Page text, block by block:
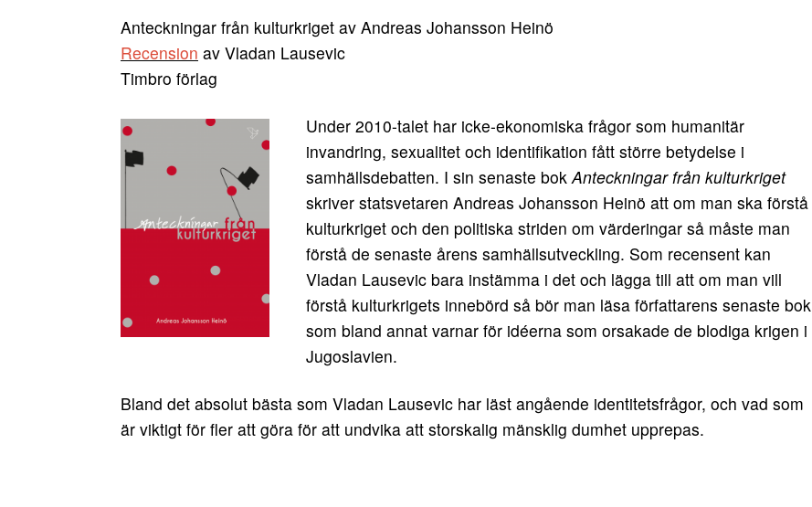
Anteckningar från kulturkriget av Andreas Johansson Heinö
Recension av Vladan Lausevic
Timbro förlag
Under 2010-talet har icke-ekonomiska frågor som humanitär
invandring, sexualitet och identifikation fått större betydelse i
samhällsdebatten. I sin senaste bokAnteckningar från kulturkriget
skriver statsvetaren Andreas Johansson Heinö att om man ska förstå
kulturkriget och den politiska striden om värderingar så måste man
förstå de senaste årens samhällsutveckling. Som recensent kan
Vladan Lausevic bara instämma i det och lägga till att om man vill
förstå kulturkrigets innebörd så bör man läsa författarens senaste bok
som bland annat varnar för idéerna som orsakade de blodiga krigen i
Jugoslavien.
Bland det absolut bästa som Vladan Lausevic har läst angående identitetsfrågor, och vad som
är viktigt för fler att göra för att undvika att storskalig mänsklig dumhet upprepas.